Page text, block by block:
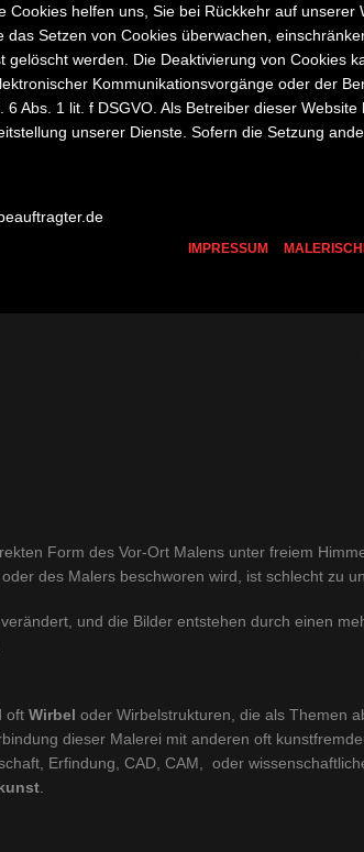
helfen uns, Sie bei Rückkehr auf unserer
Setzen von Cookies überwachen,
werden. Die Deaktivierung von Cookies
Kommunikationsvorgänge oder der
Abs. 1 lit. f DSGVO. Als Betreiber dieser
unserer Dienste. Sofern die Setzung
IMPRESSUM
Form des Vor-Ort Malens unter freiem
des Malers beschworen wird, ist schlecht zu
und die Bilder entstehen durch einen
oft Wirbel oder Wirbelstrukturen, die als Themen
dieser Malerei mit anderen oft
Erfindung, CAD, CAM, oder